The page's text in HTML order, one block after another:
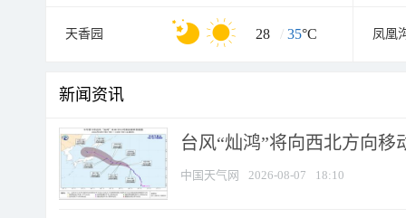
天香园 28 / 35°C 凤凰
新闻资讯
台风“灿鸿”将向西北方向移
中国天气网 2026-08-07 18:10